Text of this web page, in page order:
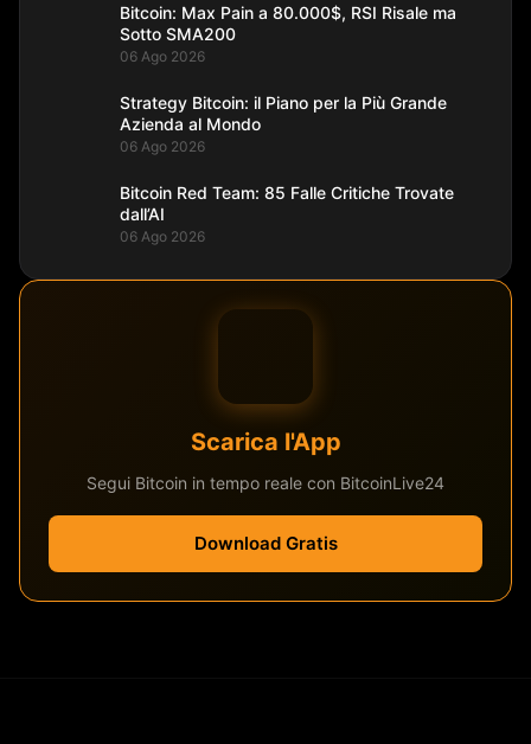
Bitcoin: Max Pain a 80.000$, RSI Risale ma
Sotto SMA200
06 Ago 2026
Strategy Bitcoin: il Piano per la Più Grande
Azienda al Mondo
06 Ago 2026
Bitcoin Red Team: 85 Falle Critiche Trovate
dall’AI
06 Ago 2026
Scarica l'App
Segui Bitcoin in tempo reale con BitcoinLive24
Download Gratis